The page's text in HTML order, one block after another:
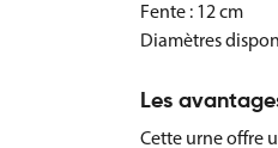
Fente : 12 cm
Diamètres
Les
Cette urne offre